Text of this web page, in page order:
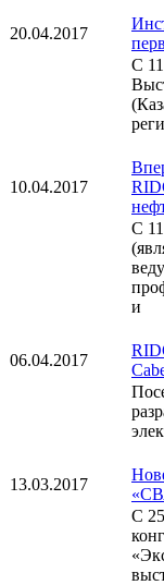
20.04.2017
С
10.04.2017
С
и
06.04.2017
13.03.2017
С